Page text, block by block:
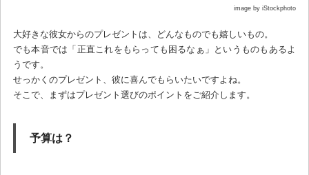
image by iStockphoto
大好きな彼女からのプレゼントは、どんなものでも嬉しいもの。
でも本音では「正直これをもらっても困るなぁ」というものもあるよ
うです。
せっかくのプレゼント、彼に喜んでもらいたいですよね。
そこで、まずはプレゼント選びのポイントをご紹介します。
予算は？